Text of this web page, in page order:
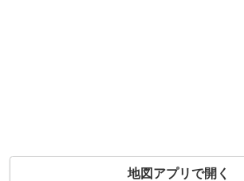
地図アプリで開く